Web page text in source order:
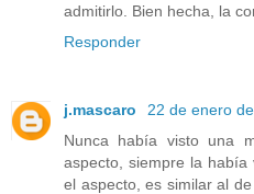
admitirlo. Bien hecha, la
Responder
j.mascaro
22 de enero
Nunca había visto una
aspecto, siempre la había
el aspecto, es similar al